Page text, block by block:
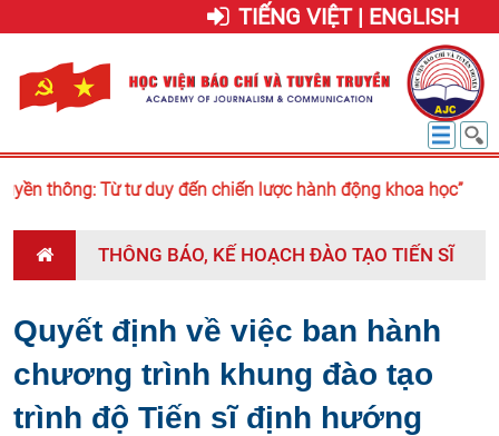
TIẾNG VIỆT | ENGLISH
thông: Từ tư duy đến chiến lược hành động khoa học”
THÔNG BÁO, KẾ HOẠCH ĐÀO TẠO TIẾN SĨ
Quyết định về việc ban hành
chương trình khung đào tạo
trình độ Tiến sĩ định hướng